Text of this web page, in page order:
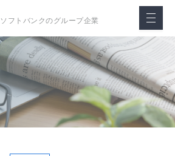
ソフトバンクのグループ企業